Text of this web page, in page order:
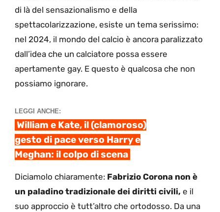
di là del sensazionalismo e della
spettacolarizzazione, esiste un tema serissimo:
nel 2024, il mondo del calcio è ancora paralizzato
dall’idea che un calciatore possa essere
apertamente gay. E questo è qualcosa che non
possiamo ignorare.
LEGGI ANCHE:
William e Kate, il (clamoroso)
gesto di pace verso Harry e
Meghan: il colpo di scena
Diciamolo chiaramente: Fabrizio Corona non è
un paladino tradizionale dei diritti civili, e il
suo approccio è tutt’altro che ortodosso. Da una